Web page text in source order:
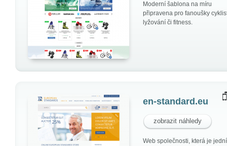
Moderní šablona na míru
připravena pro fanoušky
lyžování či fitness.
en-standard.eu
zobrazit náhledy
Web společnosti, která je